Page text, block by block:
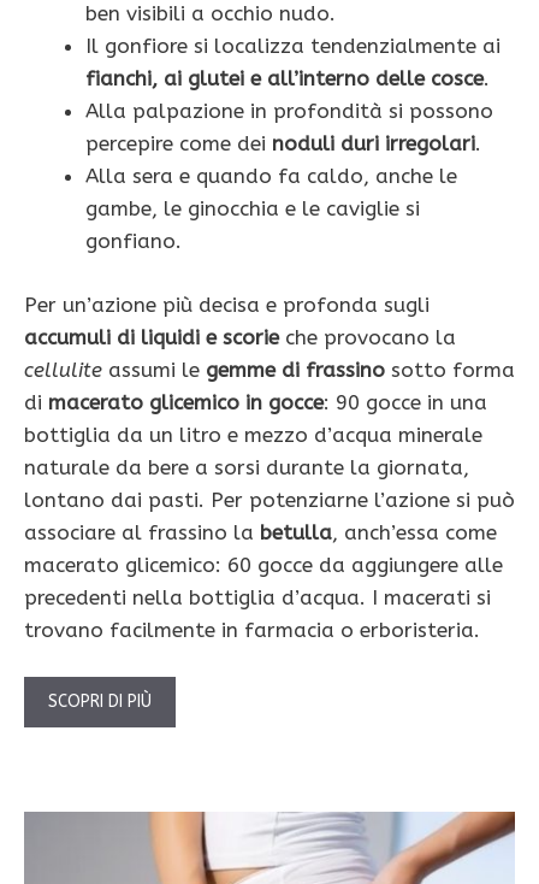
ben visibili a occhio nudo.
Il gonfiore si localizza tendenzialmente ai
fianchi, ai glutei e all’interno delle cosce.
Alla palpazione in profondità si possono
percepire come dei noduli duri irregolari.
Alla sera e quando fa caldo, anche le
gambe, le ginocchia e le caviglie si
gonfiano.
Per un’azione più decisa e profonda sugli
accumuli di liquidi e scorieche provocano la
cellulite assumi le gemme di frassino sotto forma
di macerato glicemico in gocce: 90 gocce in una
bottiglia da un litro e mezzo d’acqua minerale
naturale da bere a sorsi durante la giornata,
lontano dai pasti. Per potenziarne l’azione si può
associare al frassino la betulla, anch’essa come
macerato glicemico: 60 gocce da aggiungere alle
precedenti nella bottiglia d’acqua. I macerati si
trovano facilmente in farmacia o erboristeria.
SCOPRI DI PIÙ